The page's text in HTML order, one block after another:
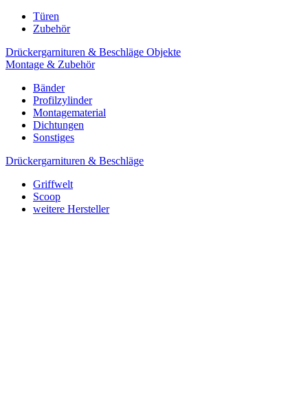
Türen
Zubehör
Drückergarnituren & Beschläge Objekte
Montage & Zubehör
Bänder
Profilzylinder
Montagematerial
Dichtungen
Sonstiges
Drückergarnituren & Beschläge
Griffwelt
Scoop
weitere Hersteller